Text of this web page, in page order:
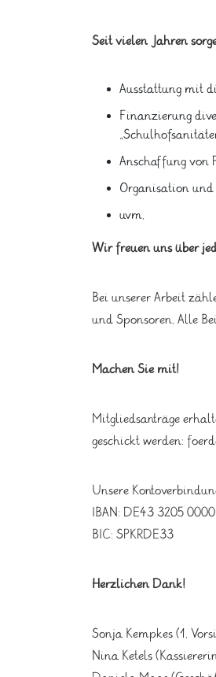
Seit vielen Jahren
Ausstattung mit
Finanzierung
Anschaffung von
Organisation und
uvm.
Wir freuen uns über
Bei unserer Arbeit
und Sponsoren. Alle
Machen Sie mit!
Mitgliedsanträge
geschickt werden:
Unsere
IBAN: DE43 3205
BIC: SPKRDE33
Herzlichen Dank!
Sonja Kempkes (1.
Nina Ketels